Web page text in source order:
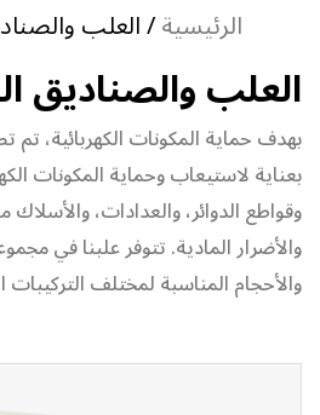
الرئيسية/ العلب
العلب والصناديق
بهدف حماية المكونات الكهربائية،
بعناية لاستيعاب وحماية المكونات
وقواطع الدوائر، والعدادات، والأسلاك
والأضرار المادية. تتوفر علبنا في
والأحجام المناسبة لمختلف التركيبات